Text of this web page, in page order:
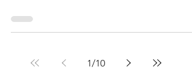
1/10